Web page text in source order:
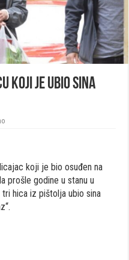
koji je ubio sina
koji je bio osuđen na
prošle godine u stanu u
hica iz pištolja ubio sina